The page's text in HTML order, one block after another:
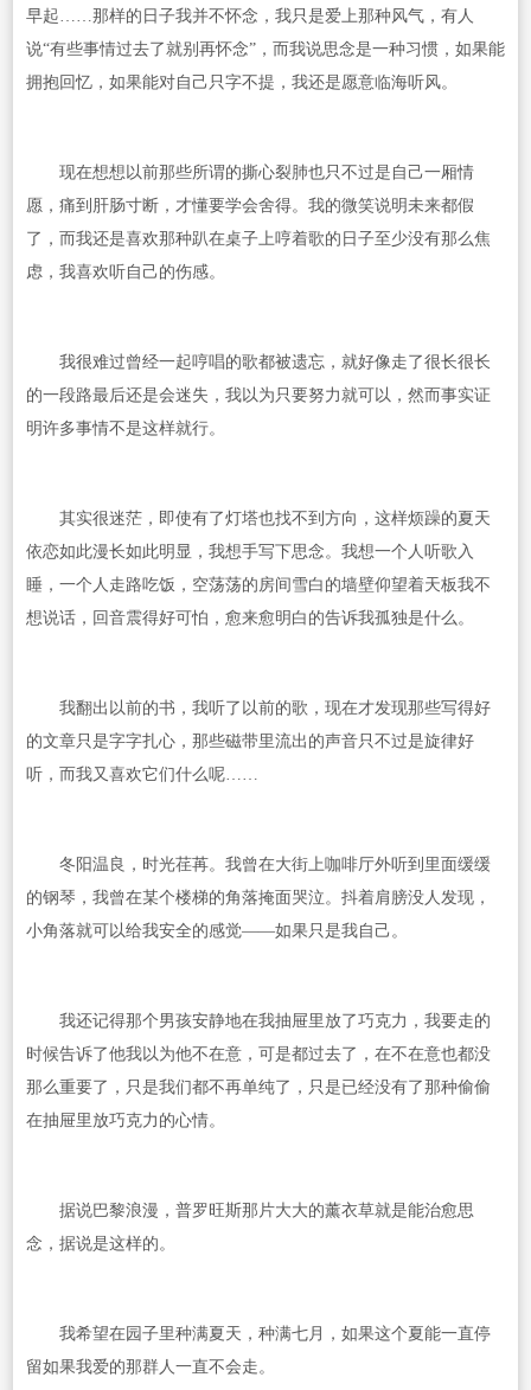
早起……那样的日子我并不怀念，我只是爱上那种风气，有人
说“有些事情过去了就别再怀念”，而我说思念是一种习惯，如果能
拥抱回忆，如果能对自己只字不提，我还是愿意临海听风。
现在想想以前那些所谓的撕心裂肺也只不过是自己一厢情
愿，痛到肝肠寸断，才懂要学会舍得。我的微笑说明未来都假
了，而我还是喜欢那种趴在桌子上哼着歌的日子至少没有那么焦
虑，我喜欢听自己的伤感。
我很难过曾经一起哼唱的歌都被遗忘，就好像走了很长很长
的一段路最后还是会迷失，我以为只要努力就可以，然而事实证
明许多事情不是这样就行。
其实很迷茫，即使有了灯塔也找不到方向，这样烦躁的夏天
依恋如此漫长如此明显，我想手写下思念。我想一个人听歌入
睡，一个人走路吃饭，空荡荡的房间雪白的墙壁仰望着天板我不
想说话，回音震得好可怕，愈来愈明白的告诉我孤独是什么。
我翻出以前的书，我听了以前的歌，现在才发现那些写得好
的文章只是字字扎心，那些磁带里流出的声音只不过是旋律好
听，而我又喜欢它们什么呢……
冬阳温良，时光荏苒。我曾在大街上咖啡厅外听到里面缓缓
的钢琴，我曾在某个楼梯的角落掩面哭泣。抖着肩膀没人发现，
小角落就可以给我安全的感觉——如果只是我自己。
我还记得那个男孩安静地在我抽屉里放了巧克力，我要走的
时候告诉了他我以为他不在意，可是都过去了，在不在意也都没
那么重要了，只是我们都不再单纯了，只是已经没有了那种偷偷
在抽屉里放巧克力的心情。
据说巴黎浪漫，普罗旺斯那片大大的薰衣草就是能治愈思
念，据说是这样的。
我希望在园子里种满夏天，种满七月，如果这个夏能一直停
留如果我爱的那群人一直不会走。